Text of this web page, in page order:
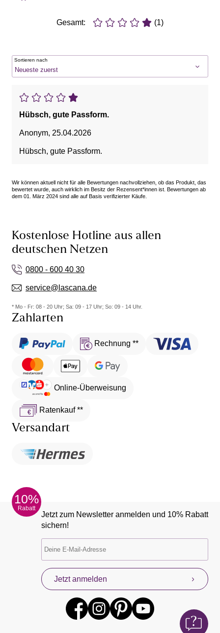
Gesamt: (1)
Sortieren nach
Hübsch, gute Passform.
Anonym, 25.04.2026
Hübsch, gute Passform.
Wir können aktuell nicht für alle Bewertungen nachvollziehen, ob das Produkt, das
bewertet wurde, auch wirklich im Besitz der Rezensent*innen ist. Bewertungen ab
dem 01. März 2024 sind alle auf Basis verifizierter Käufe.
Kostenlose Hotline aus allen
deutschen Netzen
0800 - 600 40 30
service@lascana.de
* Mo - Fr: 08 - 20 Uhr; Sa: 09 - 17 Uhr; So: 09 - 14 Uhr.
Zahlarten
Rechnung **
Online-Überweisung
Ratenkauf **
Versandart
10%
Rabatt
Jetzt zum Newsletter anmelden und 10% Rabatt
sichern!
Jetzt anmelden